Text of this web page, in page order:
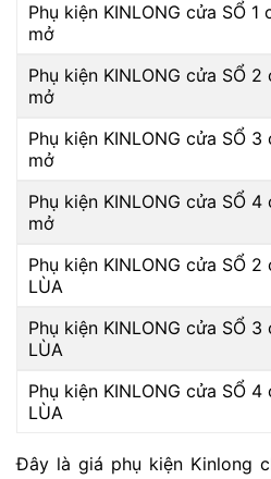
Phụ kiện KINLONG cửa SỔ 1
mở
Phụ kiện KINLONG cửa SỔ 2
mở
Phụ kiện KINLONG cửa SỔ 3
mở
Phụ kiện KINLONG cửa SỔ 4
mở
Phụ kiện KINLONG cửa SỔ 2
LÙA
Phụ kiện KINLONG cửa SỔ 3
LÙA
Phụ kiện KINLONG cửa SỔ 4
LÙA
Đây là giá phụ kiện Kinlong